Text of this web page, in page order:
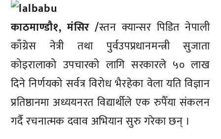
काठमाण्डाै१, मंसिर /स्तन क्यान्सर पिडित नेपाली
काँग्रेस नेत्री तथा पुर्वउपप्रधानमन्त्री सुजाता
कोइरालाको उपचारको लागि सरकारले ५० लाख
दिने निर्णयको सर्वत्र विरोध भैरहेका वेला यति विज्ञान
प्रतिष्ठानमा अध्ययनरत विद्यार्थीले एक रुपैँया संकलन
गर्दै रचनात्मक दवाव अभियान सुरु गरेका छन् ।